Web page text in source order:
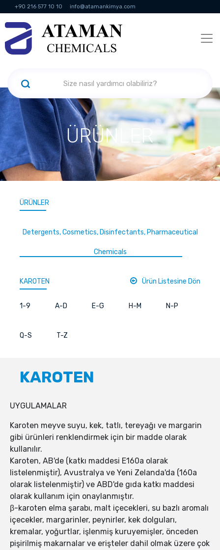
+90 216 577 10 10 info@atamankimya.com
KVKK Politikası Bilgi Toplumu Hizmetleri
ÜRÜNLER
ÜRÜNLER
Detergents, Cosmetics, Disinfectants, Pharmaceutical
Chemicals
KAROTEN Ürün Listesine Dön
1-9 A-D E-G H-M N-P
Q-S T-Z
KAROTEN
UYGULAMALAR
Karoten meyve suyu, kek, tatlı, tereyağı ve margarin
gibi ürünleri renklendirmek için bir madde olarak
kullanılır.
Karoten, AB'de (katkı maddesi E160a olarak
listelenmiştir), Avustralya ve Yeni Zelanda'da (160a
olarak listelenmiştir) ve ABD'de gıda katkı maddesi
olarak kullanım için onaylanmıştır.
β-karoten elma şarabı, malt içecekleri, su bazlı aromalı
içecekler, margarinler, peynirler, kek dolguları,
kremalar, yoğurtlar, işlenmiş kuruyemişler, önceden
pişirilmiş makarnalar ve erişteler dahil olmak üzere çok